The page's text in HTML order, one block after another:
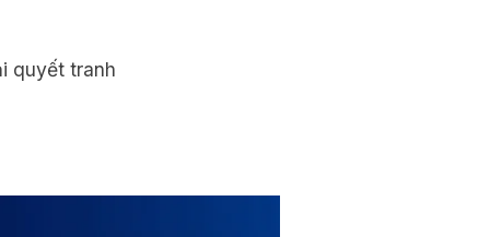
quyết tranh